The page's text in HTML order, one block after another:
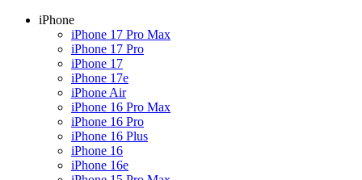
iPhone
iPhone 17 Pro Max
iPhone 17 Pro
iPhone 17
iPhone 17e
iPhone Air
iPhone 16 Pro Max
iPhone 16 Pro
iPhone 16 Plus
iPhone 16
iPhone 16e